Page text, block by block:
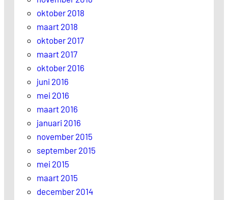
oktober 2018
maart 2018
oktober 2017
maart 2017
oktober 2016
juni 2016
mei 2016
maart 2016
januari 2016
november 2015
september 2015
mei 2015
maart 2015
december 2014